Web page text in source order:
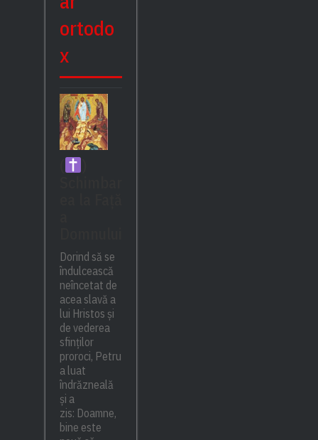
ortodo
x
Dorind să se
îndulcească
neîncetat de
acea slavă a
lui Hristos și
de vederea
sfinților
proroci, Petru
a luat
îndrăzneală
și a
zis: Doamne,
bine este